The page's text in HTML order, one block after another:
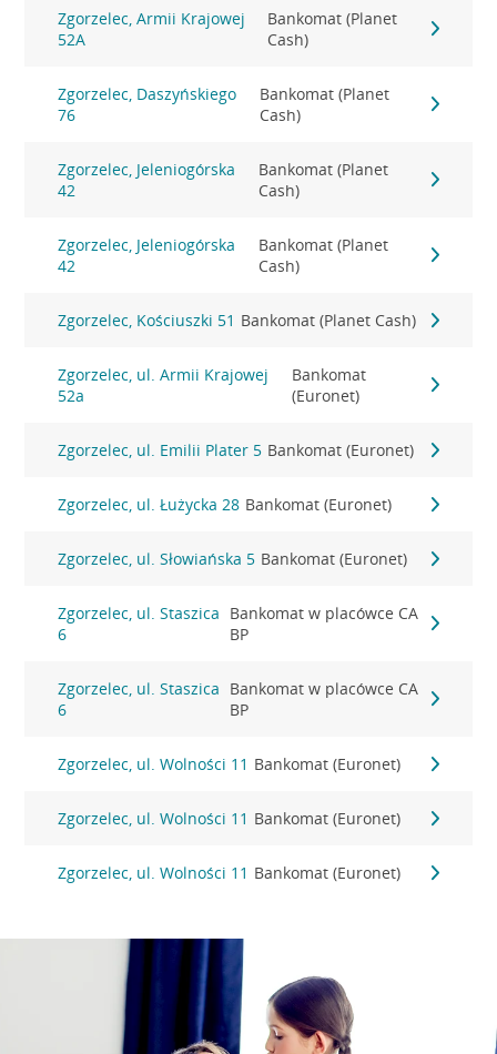
Zgorzelec, Armii Krajowej
52A
Bankomat (Planet
Cash)
Zgorzelec, Daszyńskiego
76
Bankomat (Planet
Cash)
Zgorzelec, Jeleniogórska
42
Bankomat (Planet
Cash)
Zgorzelec, Jeleniogórska
42
Bankomat (Planet
Cash)
Zgorzelec, Kościuszki 51 Bankomat (Planet Cash)
Zgorzelec, ul. Armii Krajowej
52a
Bankomat
(Euronet)
Zgorzelec, ul. Emilii Plater 5 Bankomat (Euronet)
Zgorzelec, ul. Łużycka 28 Bankomat (Euronet)
Zgorzelec, ul. Słowiańska 5 Bankomat (Euronet)
Zgorzelec, ul. Staszica
6
Bankomat w placówce CA
BP
Zgorzelec, ul. Staszica
6
Bankomat w placówce CA
BP
Zgorzelec, ul. Wolności 11 Bankomat (Euronet)
Zgorzelec, ul. Wolności 11 Bankomat (Euronet)
Zgorzelec, ul. Wolności 11 Bankomat (Euronet)